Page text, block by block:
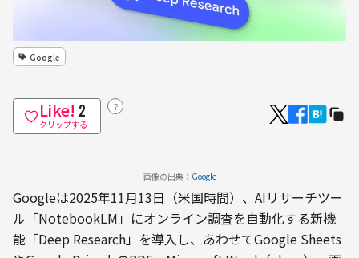
Google
Like! 2
クリップする
？
画像の出典： Google
Googleは2025年11月13日（米国時間）、AIリサーチツー
ル「NotebookLM」にオンライン調査を自動化する新機
能「Deep Research」を導入し、あわせてGoogle Sheets